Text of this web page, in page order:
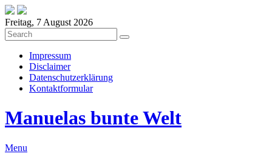
Freitag, 7 August 2026
Impressum
Disclaimer
Datenschutzerklärung
Kontaktformular
Manuelas bunte Welt
Menu